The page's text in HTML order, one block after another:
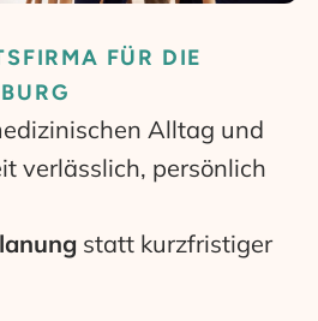
FÜR DIE
Alltag und
verlässlich, persönlich
statt kurzfristiger